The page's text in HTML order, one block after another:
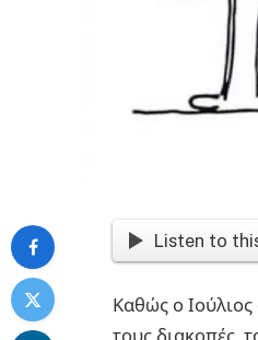
Listen to
Καθώς ο Ιούλιος
τους διακοπές,